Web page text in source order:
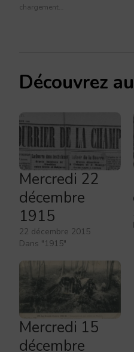
chargement…
Découvrez
Mercredi 22
décembre
1915
22 décembre 2015
Dans "1915"
Mercredi 15
décembre